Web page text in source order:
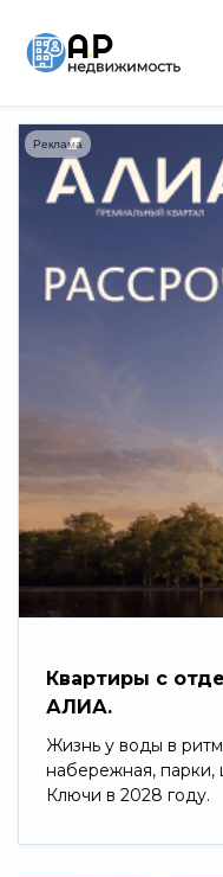
Главная
Все новостройки 3300
Блог
Политика
Карта сайта
Квартиры с
АЛИА.
Жизнь у воды в
набережная, парки,
Ключи в 2028 году.
Реклама